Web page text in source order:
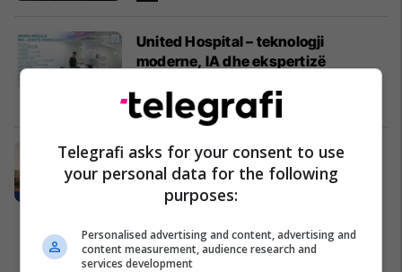
United Hospital – teknologji
moderne, IA dhe ekspertizë
shëndetësor me standarde
ndërkombëtare
United Hospital
Sigurime, pensione dhe mbrojtje
juridike për bizneset me NOVATRA
Vermögensberatung
Telegrafi asks for your consent to use
your personal data for the following
purposes:
Personalised advertising and content, advertising and
content measurement, audience research and
services development